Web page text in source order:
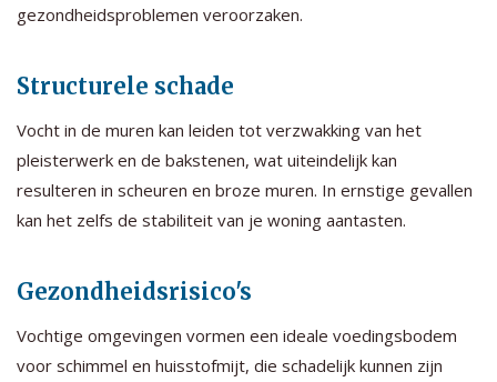
gezondheidsproblemen veroorzaken.
Structurele schade
Vocht in de muren kan leiden tot verzwakking van het
pleisterwerk en de bakstenen, wat uiteindelijk kan
resulteren in scheuren en broze muren. In ernstige gevallen
kan het zelfs de stabiliteit van je woning aantasten.
Gezondheidsrisico's
Vochtige omgevingen vormen een ideale voedingsbodem
voor schimmel en huisstofmijt, die schadelijk kunnen zijn